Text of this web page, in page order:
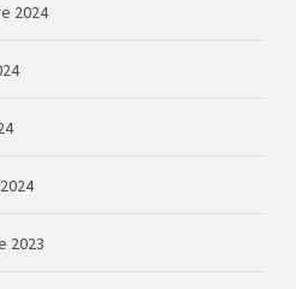
2024
2023